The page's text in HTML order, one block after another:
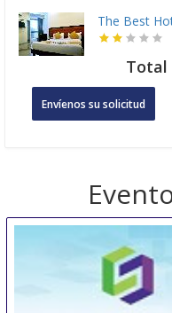
The Best
Total
Envíenos su solicitud